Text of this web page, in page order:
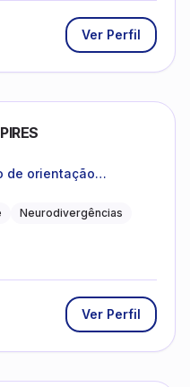
Ver Perfil
de orientação
Neurodivergências
Ver Perfil